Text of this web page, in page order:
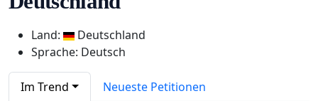
Land:
Deutschland
Sprache: Deutsch
Im Trend Neueste Petitionen